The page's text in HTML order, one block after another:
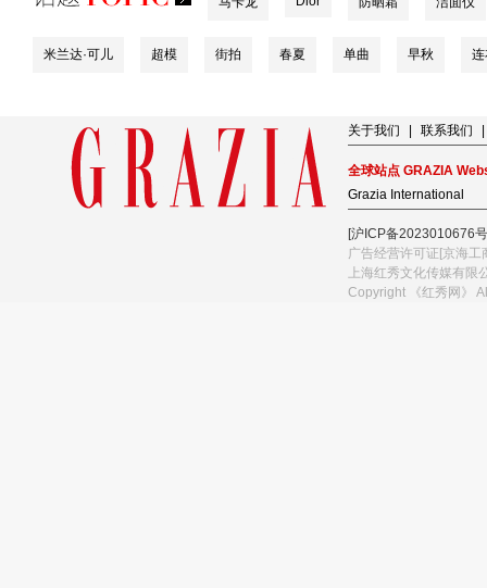
米兰达·可儿 超模 街拍 春夏 单曲 早秋
关于我们 联系我们
全球站点 GRAZIA
Grazia International
[沪ICP备2023010676
广告经营许可证[京海
上海红秀文化传媒有限
Copyright 《红秀网》